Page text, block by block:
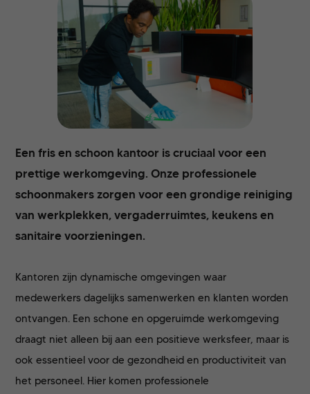
Een fris en schoon kantoor is cruciaal voor een
prettige werkomgeving. Onze professionele
schoonmakers zorgen voor een grondige reiniging
van werkplekken, vergaderruimtes, keukens en
sanitaire voorzieningen.
Kantoren zijn dynamische omgevingen waar
medewerkers dagelijks samenwerken en klanten worden
ontvangen. Een schone en opgeruimde werkomgeving
draagt niet alleen bij aan een positieve werksfeer, maar is
ook essentieel voor de gezondheid en productiviteit van
het personeel. Hier komen professionele